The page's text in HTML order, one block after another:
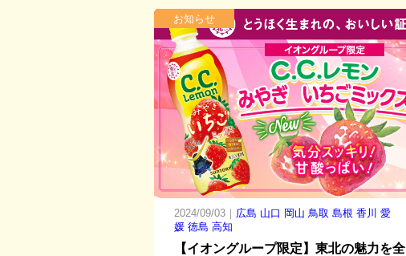
お知らせ
2024/09/03｜ 広島 山口 岡山 鳥取 島根 香川 愛
媛 徳島 高知
【イオングループ限定】東北の魅力を全